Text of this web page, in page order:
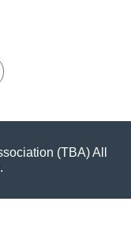
(TBA) All